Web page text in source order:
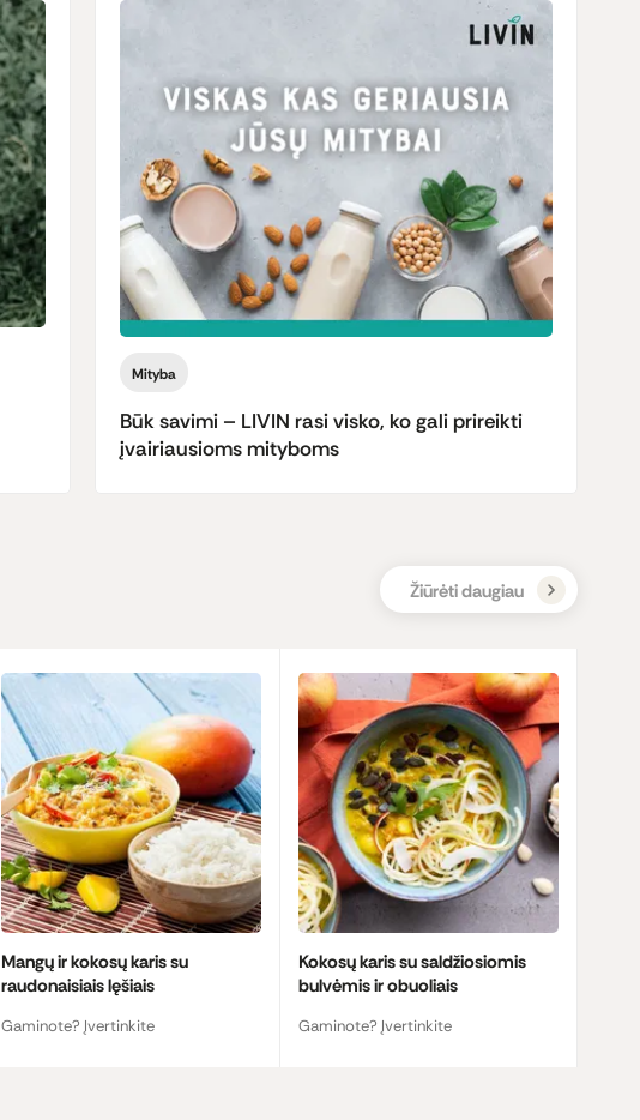
Mityba
Būk savimi – LIVIN rasi visko, ko gali prireikti
įvairiausioms mityboms
Žiūrėti daugiau
Mangų ir kokosų karis su
raudonaisiais lęšiais
Gaminote? Įvertinkite
Kokosų karis su saldžiosiomis
bulvėmis ir obuoliais
Gaminote? Įvertinkite